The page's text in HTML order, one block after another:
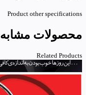
Product other specifications
محصولات مشابه
Related Products